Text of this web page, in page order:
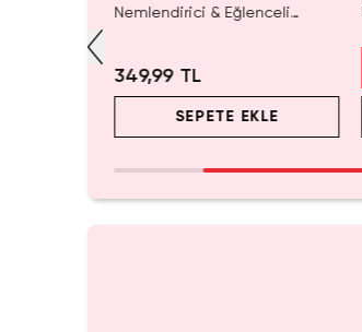
Nemlendirici & Eğlenceli
349,99 TL
SEPETE EKLE